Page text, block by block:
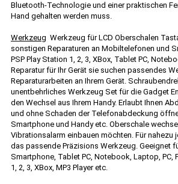
Bluetooth-Technologie und einer praktischen
Hand gehalten werden muss.
Werkzeug Werkzeug für LCD Oberschalen
sonstigen Reparaturen an Mobiltelefonen und
PSP Play Station 1, 2, 3, XBox, Tablet PC,
Reparatur für Ihr Gerät sie suchen passendes
Reparaturarbeiten an Ihrem Gerät.
unentbehrliches Werkzeug Set für die Gadget
den Wechsel aus Ihrem Handy. Erlaubt Ihnen
und ohne Schaden der Telefonabdeckung
Smartphone und Handy etc. Oberschale
Vibrationsalarm einbauen möchten. Für nahezu
das passende Präzisions Werkzeug. Geeignet
Smartphone, Tablet PC, Notebook, Laptop, PC,
1, 2, 3, XBox, MP3 Player etc.